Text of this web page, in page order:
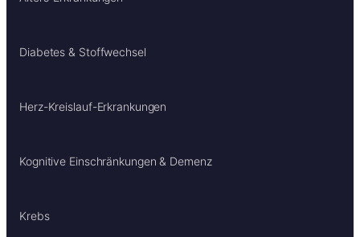
Diabetes & Stoffwechsel
Herz-Kreislauf-Erkrankungen
Kognitive Einschränkungen & Demenz
Krebs